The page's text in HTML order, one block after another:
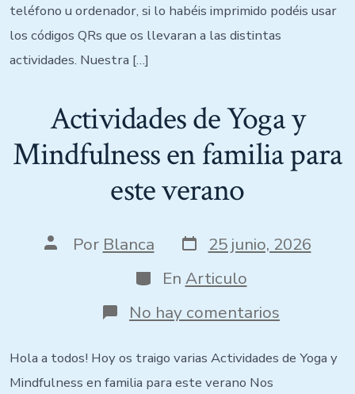
teléfono u ordenador, si lo habéis imprimido podéis usar
los códigos QRs que os llevaran a las distintas
actividades. Nuestra […]
Actividades de Yoga y
Mindfulness en familia para
este verano
Por Blanca
25 junio, 2026
En Articulo
No hay comentarios
Hola a todos! Hoy os traigo varias Actividades de Yoga y
Mindfulness en familia para este verano Nos